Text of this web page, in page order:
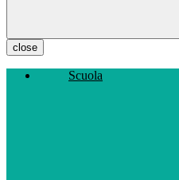
close
Scuola